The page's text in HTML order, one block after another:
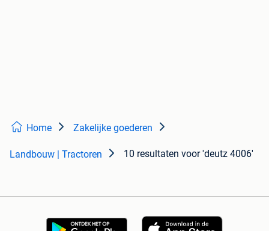
Home Zakelijke goederen
Landbouw | Tractoren 10 resultaten voor 'deutz 4006'